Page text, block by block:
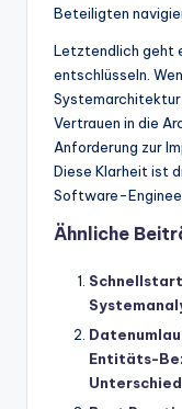
Beteiligten
Letztendlich geht
entschlüsseln.
Systemarchitektur
Vertrauen in die
Anforderung zur
Diese Klarheit ist
Software-
Ähnliche
Entitäts-